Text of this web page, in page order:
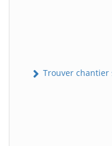
Trouver chantier